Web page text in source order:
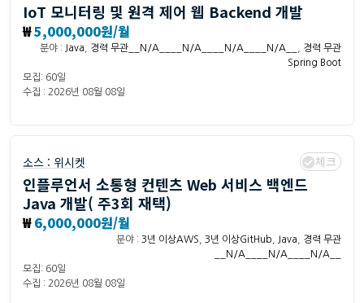
IoT 모니터링 및 원격 제어 웹 Backend 개발
₩5,000,000원/월
분야 : Java 경력 무관__N/A____N/A____N/A____N/A__
경력 무관
Spring Boot
모집: 60일
수집 : 2026년 08월 08일
소스 : 위시켓 체크
인플루언서 소통형 컨텐츠 Web 서비스 백엔드
Java 개발( 주3회 재택)
₩6,000,000원/월
분야 : 3년 이상AWS 3년 이상GitHub Java
경력 무관
__N/A____N/A____N/A__
모집: 60일
수집 : 2026년 08월 08일